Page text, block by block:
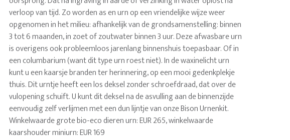
verloop van tijd. Zo worden as en urn op een vriendelijke wijze weer
opgenomen in het milieu: afhankelijk van de grondsamenstelling: binnen
3 tot 6 maanden, in zoet of zoutwater binnen 3 uur. Deze afwasbare urn
is overigens ook probleemloos jarenlang binnenshuis toepasbaar. Of in
een columbarium (want dit type urn roest niet). In de waxinelicht urn
kunt u een kaarsje branden ter herinnering, op een mooi gedenkplekje
thuis. Dit urntje heeft een los deksel zonder schroefdraad, dat over de
vulopening schuift. U kunt dit deksel na de asvulling aan de binnenzijde
eenvoudig zelf verlijmen met een dun lijntje van onze Bison Urnenkit.
Winkelwaarde grote bio-eco dieren urn: EUR 265, winkelwaarde
kaarshouder miniurn: EUR 169